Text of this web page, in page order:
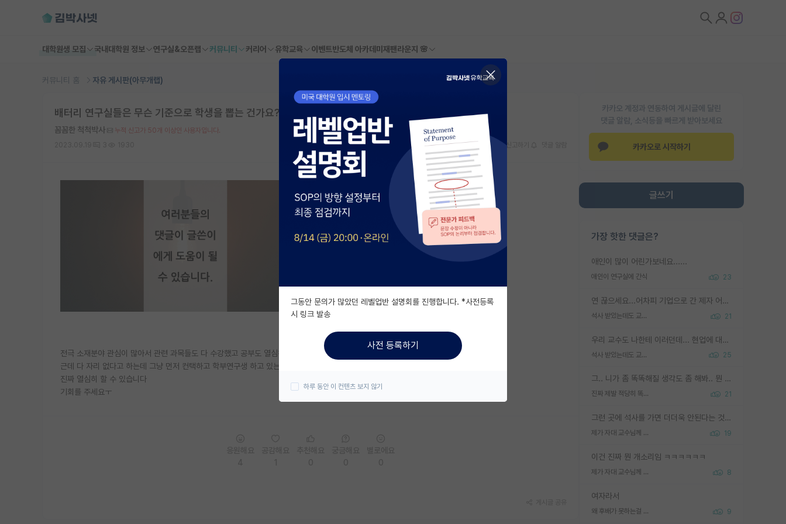
대학원생 모집 국내대학원 정보 연구실&오픈랩 커뮤니티 커리어 유학교육 이벤트반도체 아카데미 재팬라운지 🌸
커뮤니티 홈 자유 게시판(아무개랩)
카카오 계정과 연동하여 게시글에 달린
댓글 알람, 소식등을 빠르게 받아보세요
카카오로 시작하기
글쓰기
가장 핫한 댓글은?
애인이 많이 어린가보네요......
애인이 연구실에 간식 23
연 끊으세요...어차피 기업으로 간 제자 어떻게 못합니다. 기업에서는 교수들 사기꾼으로 보는 시선도 강하고, 앞에서나 교수님하고 떠받들어주지 많이 무시합니다. 영향력도 0에 수렴합니다. 그리고 생각해보십시오. 석사로 기업간 제자가 무슨 힘이 있다고 과제를 달라고 합니까? 말만 교수지 무능력자라고 생각합니다. 세금이 아깝습니다.
석사 받았는데도 교수랑 연락한다. 21
우리 교수도 나한테 이러던데... 현업에 대해 이해가 전혀 없고, 자기 말이면 다 되는 줄 알고. 학위동안 지도는 커녕 잡일만 시켜놓고 이제와서 주기적으로 연락 없으면 싸가지 없는 제자가 되버림.
석사 받았는데도 교수랑 연락한다. 25
그.. 니가 좀 똑똑해질 생각도 좀 해봐.. 뭔 연구를 선배랑 계속 같이할 생각을하냐 박사과정이
진짜 제발 적당히 똑똑한 박사과정이라도 위에 있었으면.. 21
그런 곳에 석사를 가면 더더욱 안된다는 것을 깨달으시면 된겁니다!
제가 자대 교수님께 무례하게 행동한 걸까요? 19
이건 진짜 뭔 개소리임 ㅋㅋㅋㅋㅋㅋ
제가 자대 교수님께 무례하게 행동한 걸까요? 8
여자라서
왜 후배가 못하는걸 교수님은 내 책임으로 돌리는걸까요? 9
배터리 연구실들은 무슨 기준으로 학생을 뽑는 건가요?
꼼꼼한 척척박사
누적 신고가 50개 이상인 사용자입니다.
스크랩 신고하기
전극 소재분야 관심이 많아서 관련 과목들도 다 수강했고 공부도 열심히 하고 있습니다
근데 다 자리 없다고 하는데 그냥 먼저 컨택하고 학부연구생 하고 있는거 아니면 기회도 안 주시는건가요?
진짜 열심히 할 수 있습니다
기회를 주세요ㅜ
그동안 문의가 많았던 레벨업반 설명회를 진행합니다. *사전등록
시 링크 발송
사전 등록하기
하루 동안 이 컨텐츠 보지 않기